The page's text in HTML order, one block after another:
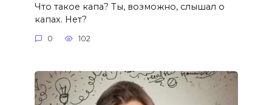
Что такое капа? Ты, возможно, слышал о
капах. Нет?
0 102